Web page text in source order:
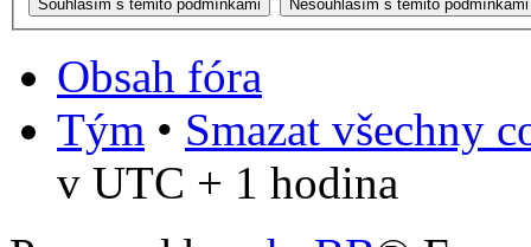
Obsah fóra
Tým • Smazat všechny
v UTC + 1 hodina